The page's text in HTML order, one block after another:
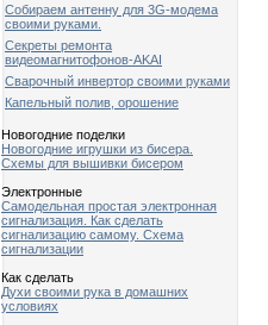
Собираем антенну для 3G-модема
своими руками.
Секреты ремонта
видеомагнитофонов-AKAI
Сварочный инвертор своими руками
Капельный полив, орошение
Новогодние поделки
Новогодние игрушки из бисера.
Схемы для вышивки бисером
Электронные
Самодельная простая электронная
сигнализация. Как сделать
сигнализацию самому. Схема
сигнализации
Как сделать
Духи своими рука в домашних
условиях